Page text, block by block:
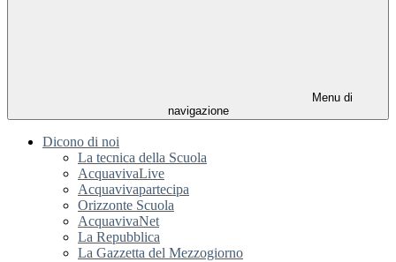
Menu di
navigazione
Dicono di noi
La tecnica della Scuola
AcquavivaLive
Acquavivapartecipa
Orizzonte Scuola
AcquavivaNet
La Repubblica
La Gazzetta del Mezzogiorno